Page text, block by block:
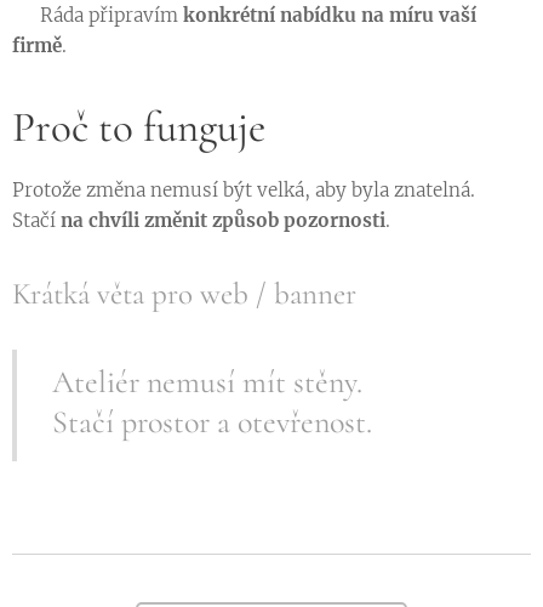
👉 Ráda připravím konkrétní nabídku na míru vaší
firmě.
Proč to funguje
Protože změna nemusí být velká, aby byla znatelná.
Stačí na chvíli změnit způsob pozornosti.
Krátká věta pro web / banner
Ateliér nemusí mít stěny.
Stačí prostor a otevřenost.